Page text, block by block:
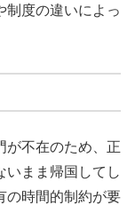
制度の違いによっ
が不在のため、正
いまま帰国してし
の時間的制約が要